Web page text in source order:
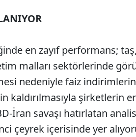
en zayıf performans;
malları sektörlerinde
nedeniyle faiz
kaldırılmasıyla şirketlerin
İran savaşı hatırlatan
çeyrek içerisinde yer